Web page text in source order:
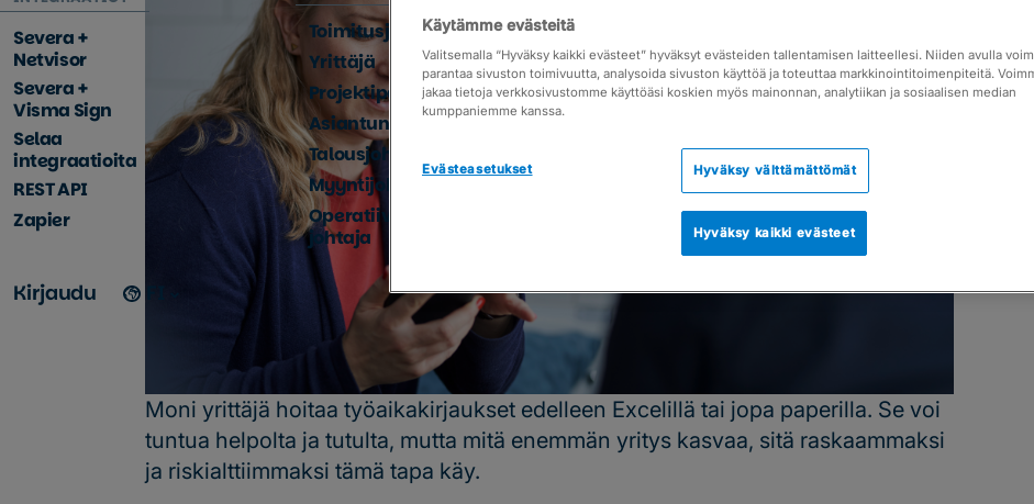
Severa +
Netvisor
Severa +
Visma Sign
Selaa
integraatioita
REST API
Zapier
Toimitusjohtaja
Yrittäjä
Projektipäällikkö
Asiantuntija
Talousjohtaja
Myyntijohtaja
Operatiivinen
johtaja
Kirjaudu
Moni yrittäjä hoitaa työaikakirjaukset edelleen Excelillä tai jopa paperilla. Se voi
tuntua helpolta ja tutulta, mutta mitä enemmän yritys kasvaa, sitä raskaammaksi
ja riskialttiimmaksi tämä tapa käy.
Käytämme evästeitä
Valitsemalla “Hyväksy kaikki evästeet” hyväksyt evästeiden tallentamisen laitteellesi. Niiden avulla
parantaa sivuston toimivuutta, analysoida sivuston käyttöä ja toteuttaa markkinointitoimenpiteitä.
jakaa tietoja verkkosivustomme käyttöäsi koskien myös mainonnan, analytiikan ja sosiaalisen median
kumppaniemme kanssa.
Hyväksy välttämättömät
Hyväksy kaikki evästeet
Evästeasetukset